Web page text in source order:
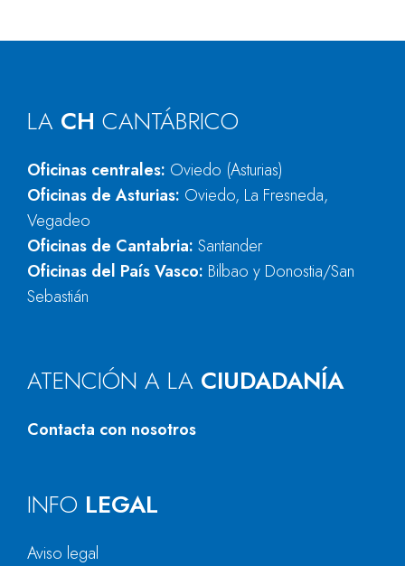
LA CH CANTÁBRICO
Oficinas centrales: Oviedo (Asturias)
Oficinas de Asturias: Oviedo, La Fresneda,
Vegadeo
Oficinas de Cantabria: Santander
Oficinas del País Vasco: Bilbao y Donostia/San
Sebastián
ATENCIÓN A LA CIUDADANÍA
Contacta con nosotros
INFO LEGAL
Aviso legal